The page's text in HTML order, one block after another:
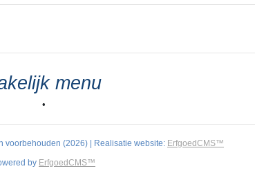
menu
•
voorbehouden (2026) | Realisatie website: ErfgoedCMS™
by ErfgoedCMS™